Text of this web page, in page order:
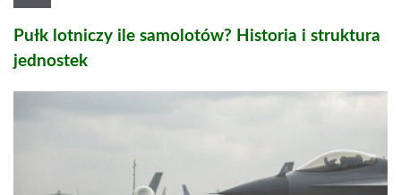
Pułk lotniczy ile samolotów? Historia i struktura
jednostek